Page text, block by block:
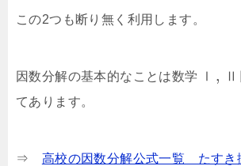
この2つも断り無く利用します。
因数分解の基本的なことは数学 Ⅰ , Ⅱ
てあります。
⇒ 高校の因数分解公式一覧 たすき